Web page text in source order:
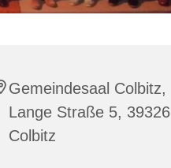
Gemeindesaal Colbitz,
Lange Straße 5, 39326
Colbitz